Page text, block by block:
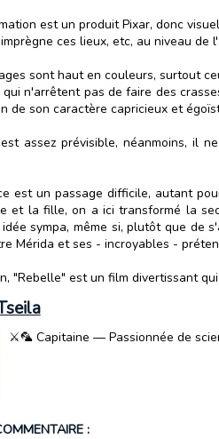
est un produit Pixar, donc
ces lieux, etc, au niveau
sont haut en couleurs, surtout
qui n'arrêtent pas de faire des
de son caractère capricieux et
assez prévisible, néanmoins, il
est un passage difficile, autant
et la fille, on a ici transformé la
sympa, même si, plutôt que de
Mérida et ses - incroyables -
"Rebelle" est un film divertissant
⚔️🦜 Capitaine — Passionnée de
: